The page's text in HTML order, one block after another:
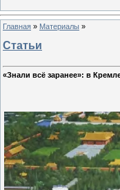
Главная » Материалы »
Статьи
«Знали всё заранее»: в